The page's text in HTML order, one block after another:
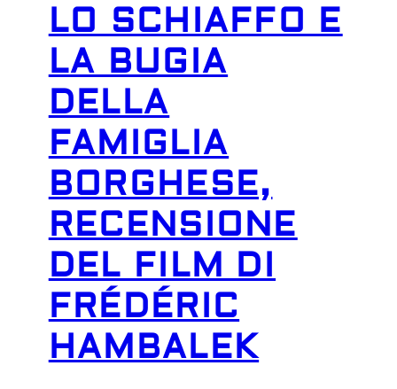
LO SCHIAFFO E
LA BUGIA
DELLA
FAMIGLIA
BORGHESE,
RECENSIONE
DEL FILM DI
FRÉDÉRIC
HAMBALEK